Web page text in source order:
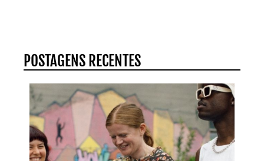
POSTAGENS RECENTES